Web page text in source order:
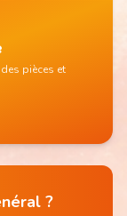
pièces et
?